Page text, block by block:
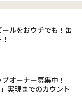
ルをおウチでも！缶
オーナー募集中！
実現までのカウント